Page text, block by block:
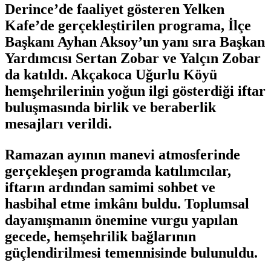
Derince’de faaliyet gösteren Yelken
Kafe’de gerçekleştirilen programa, İlçe
Başkanı Ayhan Aksoy’un yanı sıra Başkan
Yardımcısı Sertan Zobar ve Yalçın Zobar
da katıldı. Akçakoca Uğurlu Köyü
hemşehrilerinin yoğun ilgi gösterdiği iftar
buluşmasında birlik ve beraberlik
mesajları verildi.
Ramazan ayının manevi atmosferinde
gerçekleşen programda katılımcılar,
iftarın ardından samimi sohbet ve
hasbihal etme imkânı buldu. Toplumsal
dayanışmanın önemine vurgu yapılan
gecede, hemşehrilik bağlarının
güçlendirilmesi temennisinde bulunuldu.